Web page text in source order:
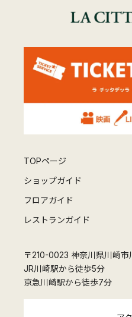
TOPページ
ショップガイド
フロアガイド
レストランガイド
〒210-0023 神奈川県川崎市
JR川崎駅から徒歩5分
京急川崎駅から徒歩7分